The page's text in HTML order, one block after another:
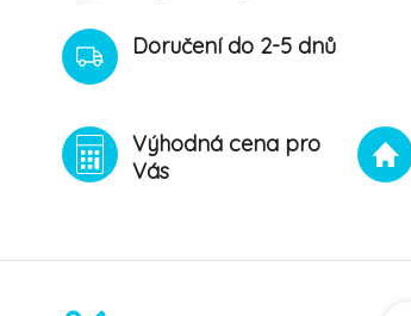
Doručení do 2-5 dnů
Výhodná cena pro
Vás